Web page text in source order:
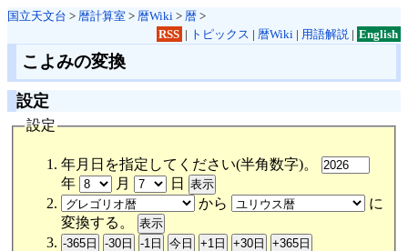
国立天文台 > 暦計算室 > 暦Wiki > 暦 >
RSS | トピックス | 暦Wiki| 用語解説| English
こよみの変換
設定
設定
年月日を指定してください(半角数字)。
年
月
日
から
に
変換する。